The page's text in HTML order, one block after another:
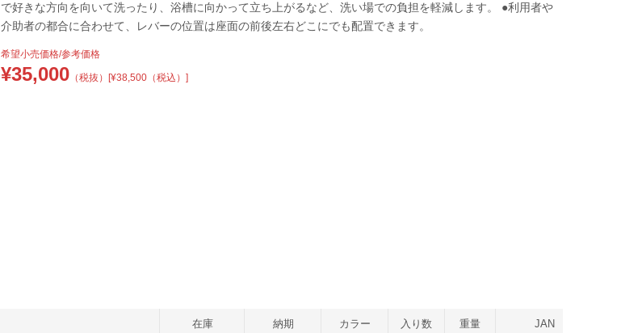
で好きな方向を向いて洗ったり、浴槽に向かって立ち上がるなど、洗い場での負担を軽減します。 ●利用者や
介助者の都合に合わせて、レバーの位置は座面の前後左右どこにでも配置できます。
希望小売価格/参考価格
¥35,000 （税抜） [¥38,500（税込）]
在庫 納期 カラー 入り数 重量 JAN